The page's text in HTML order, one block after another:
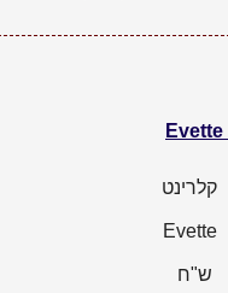
קלרינט
Evette
ש"ח